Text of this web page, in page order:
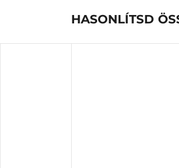
HASONLÍTSD